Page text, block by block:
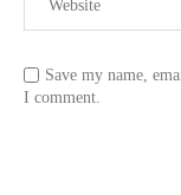
Save my name,
I comment.